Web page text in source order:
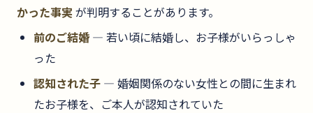
かった事実 が判明することがあります。
前のご結婚 — 若い頃に結婚し、お子様がいらっしゃ
った
認知された子 — 婚姻関係のない女性との間に生まれ
たお子様を、ご本人が認知されていた